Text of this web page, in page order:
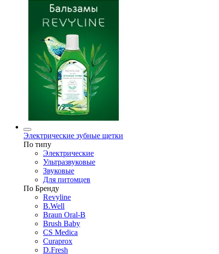
Электрические зубные щетки
По типу
Электрические
Ультразвуковые
Звуковые
Для питомцев
По Бренду
Revyline
B.Well
Braun Oral-B
Brush Baby
CS Medica
Curaprox
D.Fresh